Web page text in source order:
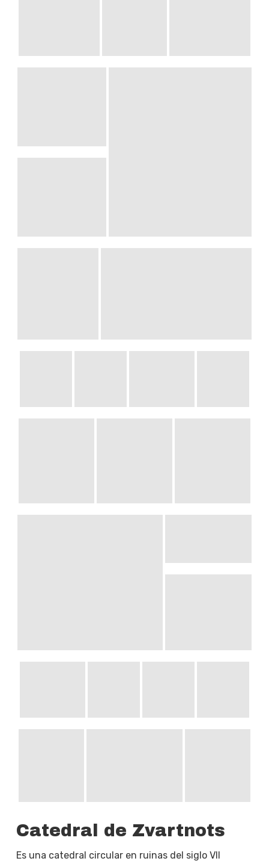
Catedral de Zvartnots
Es una catedral circular en ruinas del siglo VII